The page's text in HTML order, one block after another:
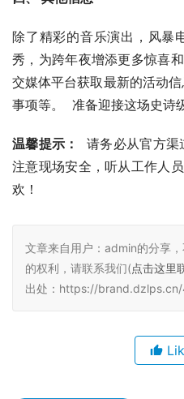
除了精彩的音乐演出，风暴
秀，为跨年夜增添更多惊喜
交媒体平台获取最新的活动
事项等。  准备迎接这场史诗
温馨提示：
请务必从官方
注意现场安全，听从工作人
欢！
文章来自用户：admin的分享
的权利，请联系我们(点击这里
出处：https://